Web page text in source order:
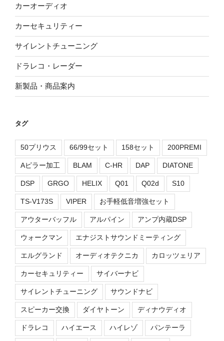
カーオーディオ
カーセキュリティー
サイレントチューニング
ドラレコ・レーダー
新製品・商品案内
タグ
50プリウス 66/99セット 158セット 200PREMI
Aピラー加工 BLAM C-HR DAP DIATONE
DSP GRGO HELIX Q01 Q02d S10
TS-V173S VIPER お手軽低音増強セット
アウターバッフル アルパイン アンプ内蔵DSP
ウォークマン エナジストサウンドミーティング
エルグランド オーディオテクニカ カロッツェリア
カーセキュリティー サイバーナビ
サイレントチューニング サウンドナビ
スピーカー交換 ダイヤトーン ディナウディオ
ドラレコ ハイエース ハイレゾ パンテーラ